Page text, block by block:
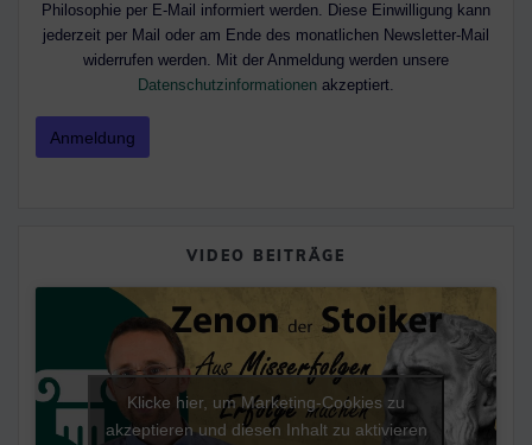
Philosophie per E-Mail informiert werden. Diese Einwilligung kann
jederzeit per Mail oder am Ende des monatlichen Newsletter-Mail
widerrufen werden. Mit der Anmeldung werden unsere
Datenschutzinformationen akzeptiert.
VIDEO BEITRÄGE
Klicke hier, um Marketing-Cookies zu
akzeptieren und diesen Inhalt zu aktivieren